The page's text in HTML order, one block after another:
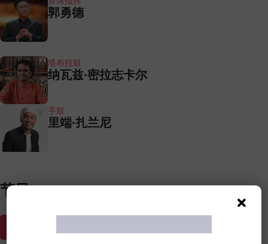
郭勇德
塔布拉鼓
纳瓦兹·密拉志卡尔
手鼓
里端·扎兰尼
节目
节目册